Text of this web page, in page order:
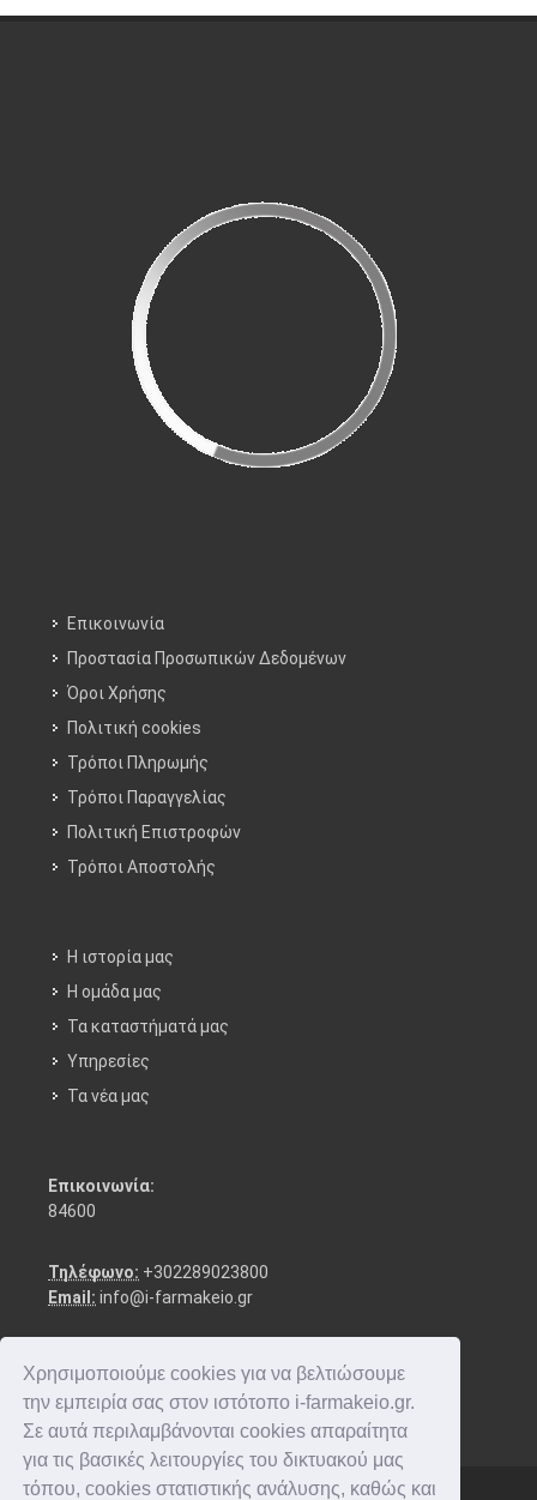
Χρησιμοποιούμε cookies για να βελτιώσουμε
την εμπειρία σας στον ιστότοπο i-farmakeio.gr.
Σε αυτά περιλαμβάνονται cookies απαραίτητα
για τις βασικές λειτουργίες του δικτυακού μας
τόπου, cookies στατιστικής ανάλυσης, καθώς και
Επικοινωνία
Προστασία Προσωπικών Δεδομένων
Όροι Χρήσης
Πολιτική cookies
Τρόποι Πληρωμής
Τρόποι Παραγγελίας
Πολιτική Επιστροφών
Τρόποι Aποστολής
Η ιστορία μας
Η ομάδα μας
Τα καταστήματά μας
Υπηρεσίες
Τα νέα μας
Επικοινωνία:
84600
Τηλέφωνο: +302289023800
Email: info@i-farmakeio.gr